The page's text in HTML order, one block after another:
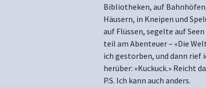
Bibliotheken, auf
Häusern, in Kneipen und
auf Flüssen, segelte auf
teil am Abenteuer – «Die
ich gestorben, und dann rief
herüber: «Kuckuck.» Reicht
P.S. Ich kann auch anders.